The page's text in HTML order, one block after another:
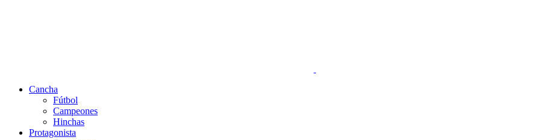
Cancha
Fútbol
Campeones
Hinchas
Protagonista